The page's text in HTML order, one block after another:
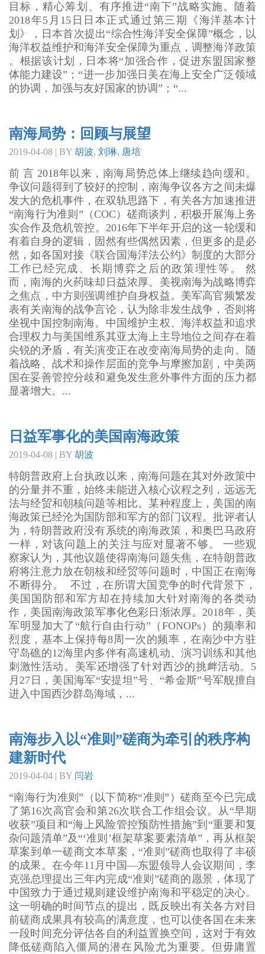
目标，精心筹划、有序推进“南下”战略实施。随着
2018年5月15日日本正式通过第三期《海洋基本计
划》，日本首次提出“综合性海洋安全保障”概念，以
海洋权益维护和海洋安全保障为重点，调整海洋政策
。根据该计划，日本将“加强合作，促进东盟国家整
体能力建设”；“进一步加强日美在海上安全广泛领域
的协调，加强与友好国家的协调”；“...
南海局势：回顾与展望
2019-04-08 | BY 胡波, 刘琳, 唐培
前 言 2018年以来，南海局势总体上继续趋向缓和。
争议问题得到了较好的控制，南海争议各方之间未爆
发大的危机事件，在双轨思路下，有关各方加速推进
“南海行为准则”（COC）磋商谈判，积极开展海上务
实合作及危机管控。2016年下半年开启的这一轮缓和
有着自身的逻辑，固然有些偶然因素，但更多的是必
然，如各国对接《联合国海洋法公约》制度的大部分
工作已经完成、长期博弈之后的政策理性等。 然
而，南海的火药味却日益浓厚。美视南海为战略博弈
之焦点，中方则强调维护自身权益。美军高官频繁发
表有关南海的战争言论，认为除非发生战争，否则将
坐视中国控制南海。中国维护主权、海洋权益和追求
合理权力与美国维系其亚太海上主导地位之间存在着
尖锐的矛盾，有关演变正在改变南海局势的走向。随
着战略、战术和操作层面的竞争与摩擦加剧，中美两
国在妥善管控分歧和避免发生意外事件方面的压力都
显著增大。...
日益军事化的美国南海政策
2019-04-08 | BY 胡波
特朗普政府上台执政以来，南海问题在其对外政策中
的分量并不重，始终未能进入核心议程之列，远远无
法与经贸和朝核问题等相比。某种程度上，美国的南
海政策已经沦为国防部和军方的部门议程。批评者认
为，特朗普政府没有系统的南海政策，和奥巴马政府
一样，对该问题上的关注与应对显著不够。 一些观
察家认为，其他议题使得南海问题失焦，在特朗普政
府将注意力放在朝核和经贸等问题时，中国正在南海
不断得分。 不过，在所谓大国竞争的时代背景下，
美国国防部和军方却在持续加大针对南海的各类动
作，美国南海政策军事化色彩日渐浓厚。2018年，美
军明显加大了“航行自由行动”（FONOPs）的频率和
烈度，基本上保持每8周一次的频率，在南沙中方驻
守岛礁的12海里内多伴有高速机动、演习训练和其他
刺激性活动。美军还增强了针对西沙的挑衅活动。5
月27日，美国海军“安提坦”号、“希金斯”号军舰擅自
进入中国西沙群岛海域，...
南海步入以“准则”磋商为牵引的秩序构
建新时代
2019-04-04 | BY 闫岩
“南海行为准则”（以下简称“准则”）磋商至今已完成
了第16次高官会和第26次联合工作组会议。从“早期
收获”项目和“海上风险管控预防性措施”到“重要和复
杂问题清单”及“‘准则’框架草案要素清单”，再从框架
草案到单一磋商文本草案，“准则”磋商也取得了丰硕
的成果。在今年11月中国—东盟领导人会议期间，李
克强总理提出三年内完成“准则”磋商的愿景，体现了
中国致力于通过规则建设维护南海和平稳定的决心。
这一明确的时间节点的提出，既反映出有关各方对目
前磋商成果具有较高的满意度，也可以使各国在未来
一段时间充分评估各自的利益置换空间，这对于有效
降低磋商陷入僵局的潜在风险尤为重要。但毋庸置